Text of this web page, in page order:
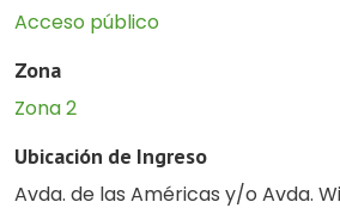
Acceso público
Zona
Zona 2
Ubicación de Ingreso
Avda. de las Américas y/o Avda.